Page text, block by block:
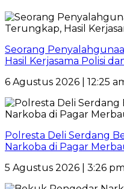
Seorang
Hasil Kerjasama Polisi
6 Agustus 2026 | 12:25
Polresta Deli Serdang
Narkoba di Pagar
5 Agustus 2026 | 3:26